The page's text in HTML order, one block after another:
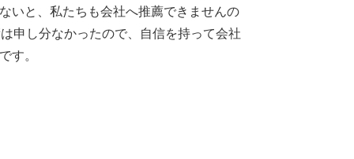
いと、私たちも会社へ推薦できませんの
申し分なかったので、自信を持って会社
す。